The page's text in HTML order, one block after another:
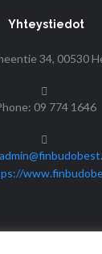
Yhteystiedot
34, 00530
09 774 1646